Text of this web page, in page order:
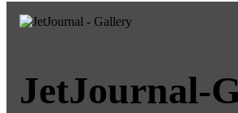
JetJournal-